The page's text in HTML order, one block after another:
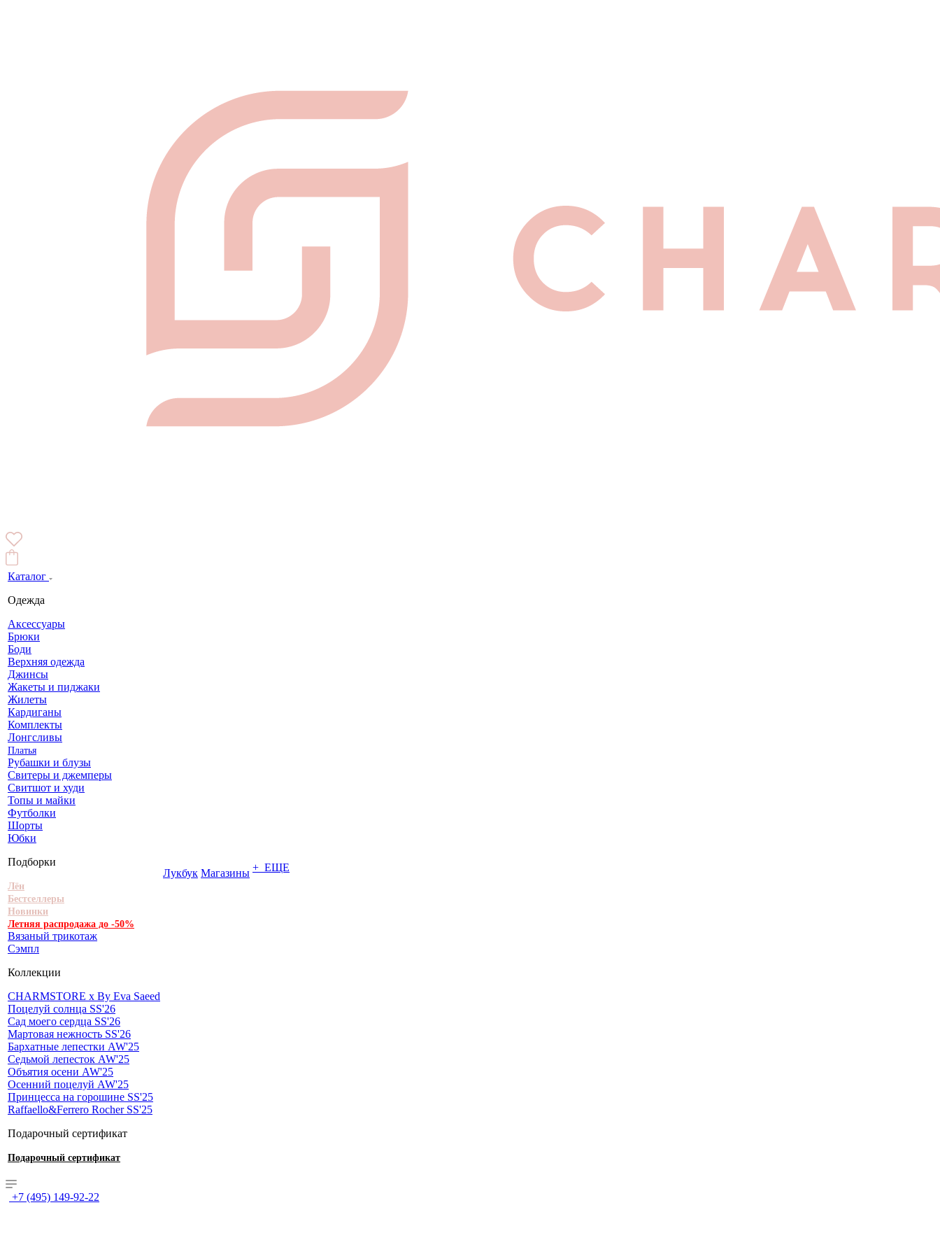
Каталог
Одежда
Аксессуары
Брюки
Боди
Верхняя одежда
Джинсы
Жакеты и пиджаки
Жилеты
Кардиганы
Комплекты
Лонгсливы
Платья
Рубашки и блузы
Свитеры и джемперы
Свитшот и худи
Топы и майки
Футболки
Шорты
Юбки
Подборки
Лён
Бестселлеры
Новинки
Летняя распродажа до -50%
Вязаный трикотаж
Сэмпл
Коллекции
CHARMSTORE х By Eva Saeed
Поцелуй солнца SS'26
Сад моего сердца SS'26
Мартовая нежность SS'26
Бархатные лепестки AW'25
Седьмой лепесток AW'25
Объятия осени AW'25
Осенний поцелуй AW'25
Принцесса на горошине SS'25
Raffaello&Ferrero Rocher SS'25
Подарочный сертификат
Подарочный сертификат
Лукбук Магазины + ЕЩЕ
+7 (495) 149-92-22